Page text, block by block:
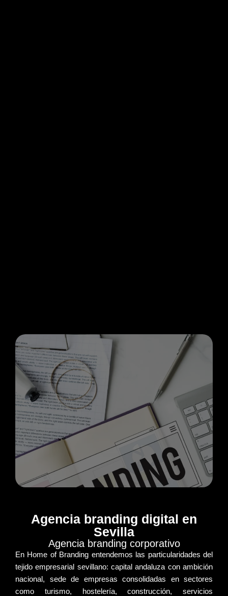
Agencia branding digital en
Sevilla
Agencia branding corporativo
En Home of Branding entendemos las particularidades del
tejido empresarial sevillano: capital andaluza con ambición
nacional, sede de empresas consolidadas en sectores
como turismo, hostelería, construcción, servicios